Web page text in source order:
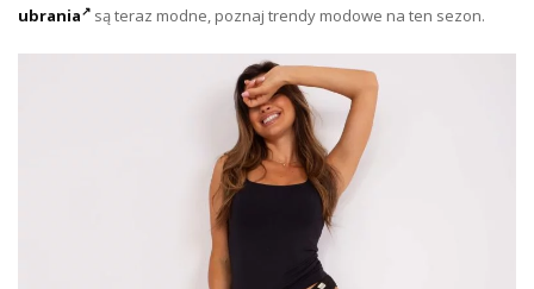
ubrania
są teraz modne, poznaj trendy modowe na ten sezon.